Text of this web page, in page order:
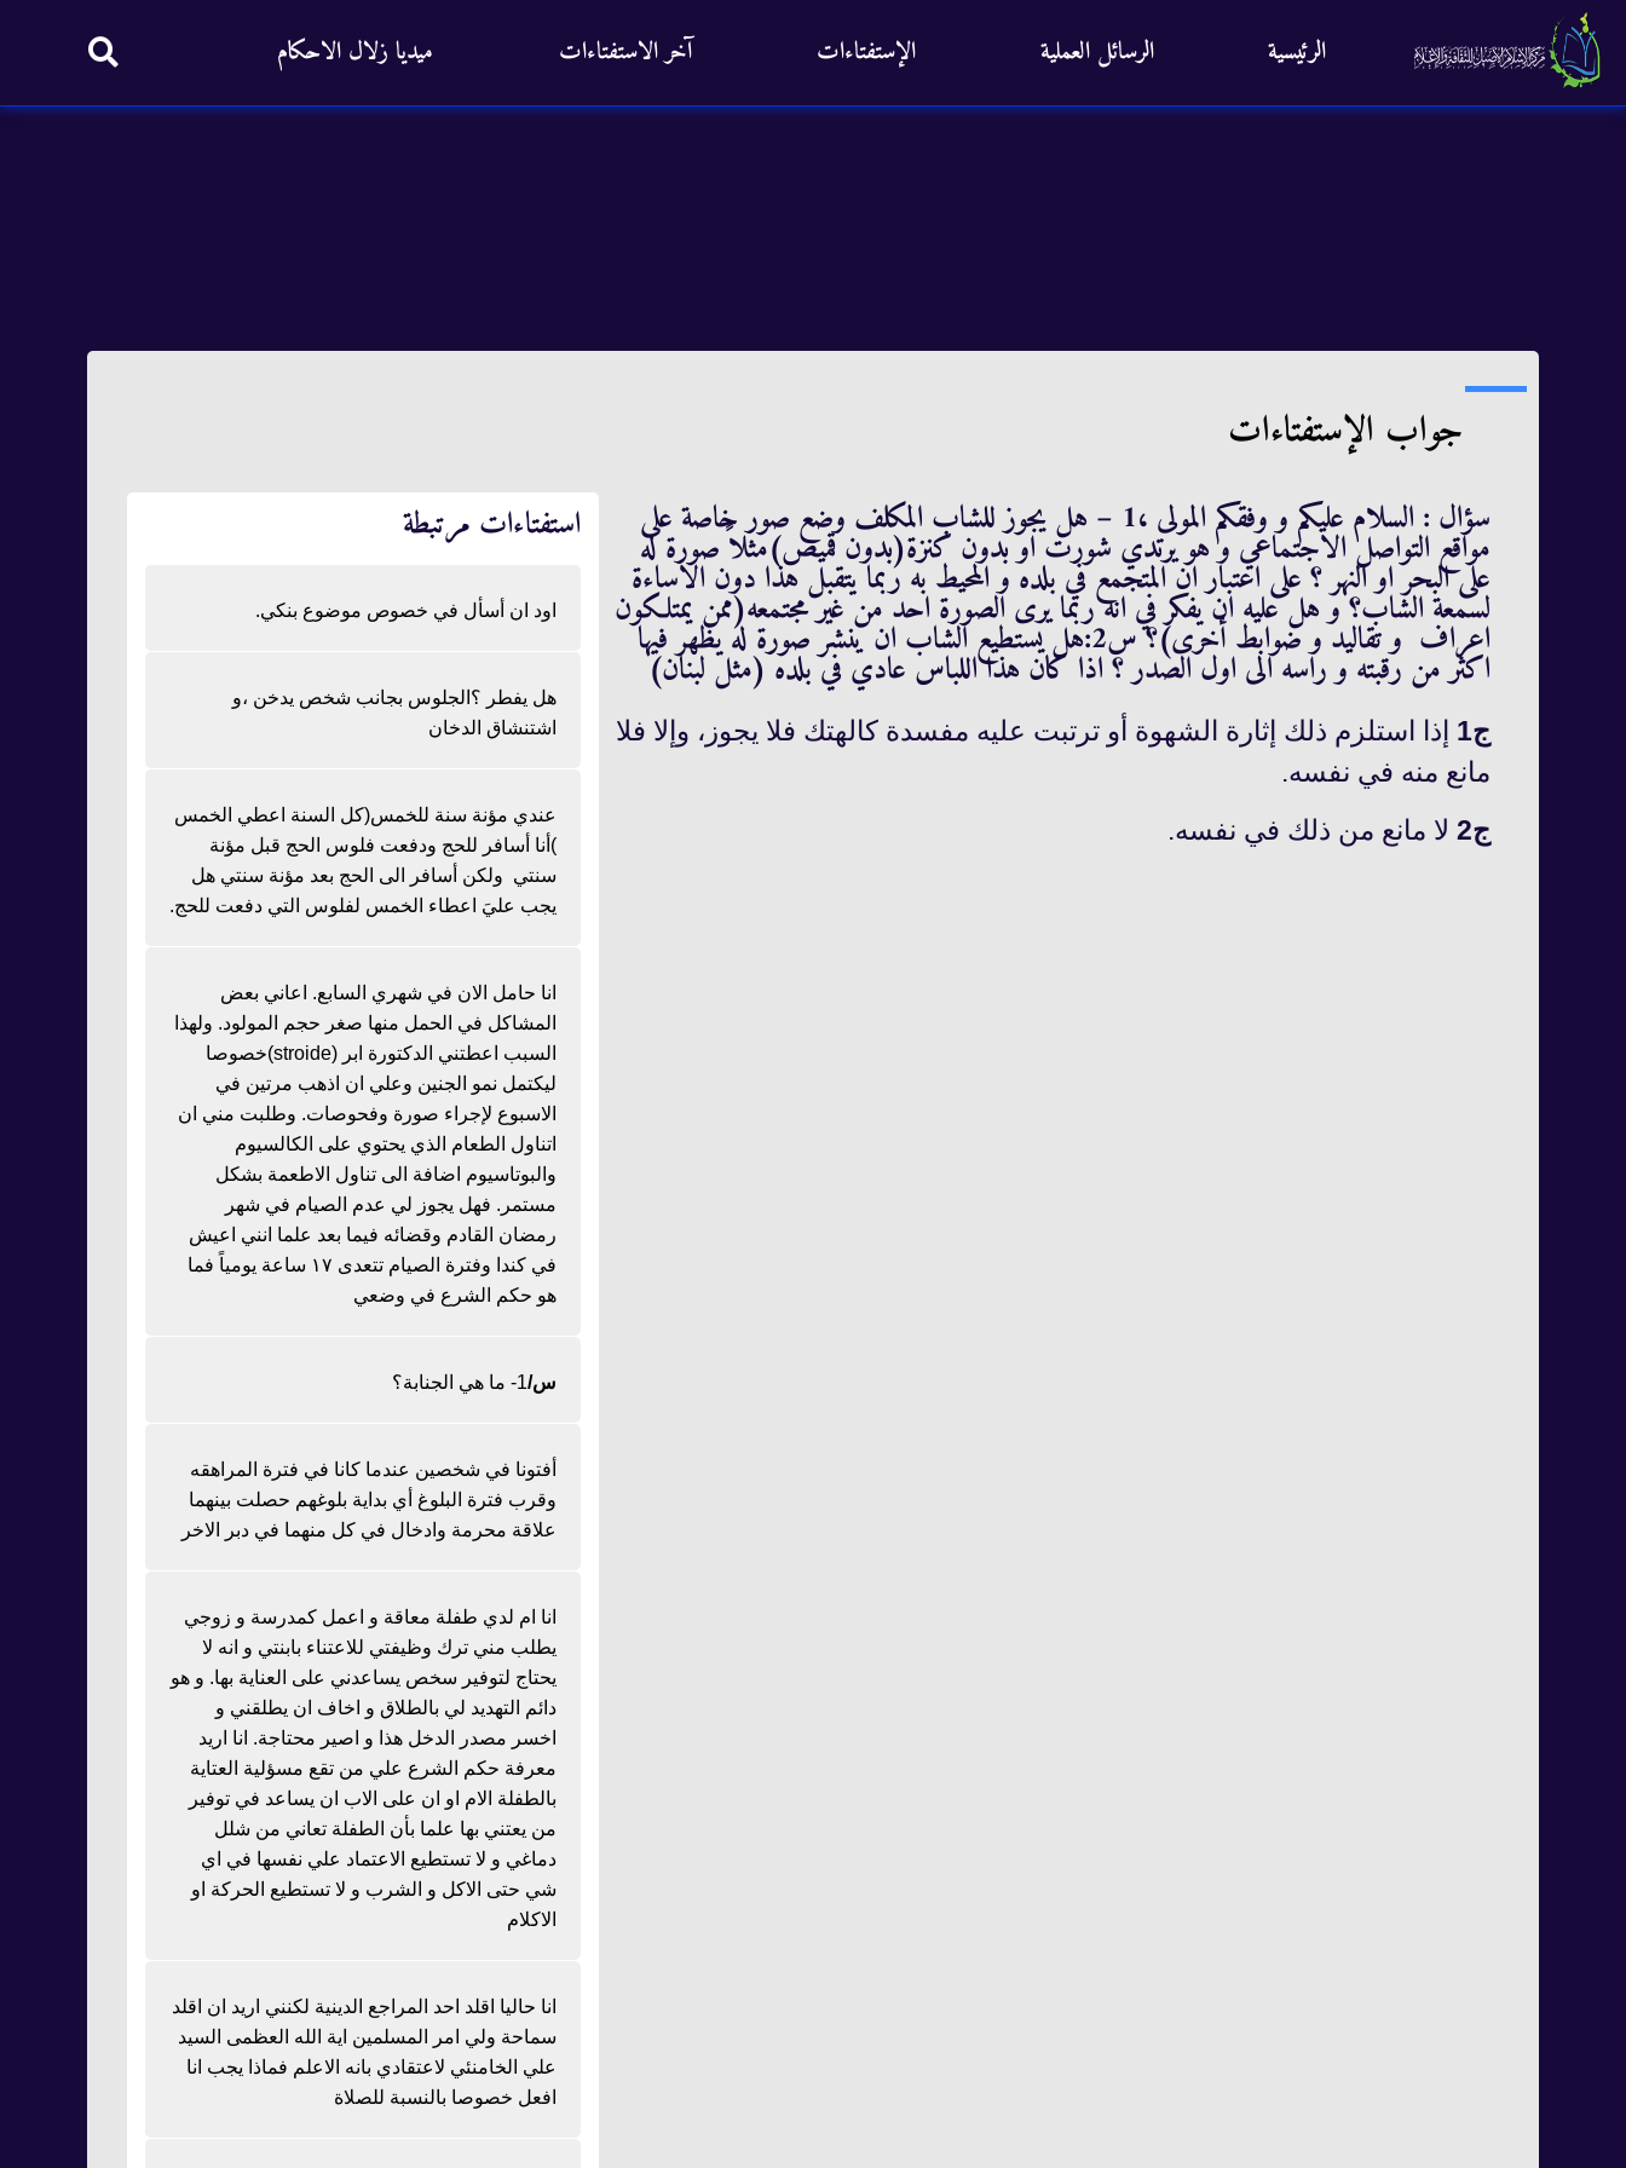
الرئيسية الرسائل العملية الإستفتاءات آخر الاستفتاءات ميديا زلال الاحكام
جواب الإستفتاءات
سؤال : السلام عليكم و وفقكم المولى ،1 – هل يجوز للشاب المكلف وضع صور خاصة على
مواقع التواصل الاجتماعي و هو يرتدي شورت او بدون كنزة(بدون قميص)مثلاً صورة له
على البحر او النهر ؟ على اعتبار ان المتجمع في بلده و المحيط به ربما يتقبل هذا دون الاساءة
لسمعة الشاب؟ و هل عليه ان يفكر في انه ربما يرى الصورة احد من غير مجتمعه(ممن يمتلكون
اعراف و تقاليد و ضوابط أخرى)؟س 2:هل يستطيع الشاب ان ينشر صورة له يظهر فيها
اكثر من رقبته و راسه الى اول الصدر ؟ اذا كان هذا اللباس عادي في بلده (مثل لبنان)
ج1 إذا استلزم ذلك إثارة الشهوة أو ترتبت عليه مفسدة كالهتك فلا يجوز، وإلا فلا
مانع منه في نفسه.
ج2 لا مانع من ذلك في نفسه.
استفتاءات مرتبطة
اود ان أسأل في خصوص موضوع بنكي.
هل يفطر ؟الجلوس بجانب شخص يدخن ،و
اشتنشاق الدخان
عندي مؤنة سنة للخمس(كل السنة اعطي الخمس
)أنا أسافر للحج ودفعت فلوس الحج قبل مؤنة
سنتي ولكن أسافر الى الحج بعد مؤنة سنتي هل
يجب عليَ اعطاء الخمس لفلوس التي دفعت للحج.
انا حامل الان في شهري السابع. اعاني بعض
المشاكل في الحمل منها صغر حجم المولود. ولهذا
السبب اعطتني الدكتورة ابر (stroide)خصوصا
ليكتمل نمو الجنين وعلي ان اذهب مرتين في
الاسبوع لإجراء صورة وفحوصات. وطلبت مني ان
اتناول الطعام الذي يحتوي على الكالسيوم
والبوتاسيوم اضافة الى تناول الاطعمة بشكل
مستمر. فهل يجوز لي عدم الصيام في شهر
رمضان القادم وقضائه فيما بعد علما انني اعيش
في كندا وفترة الصيام تتعدى ١٧ ساعة يومياً فما
هو حكم الشرع في وضعي
س/1- ما هي الجنابة؟
أفتونا في شخصين عندما كانا في فترة المراهقه
وقرب فترة البلوغ أي بداية بلوغهم حصلت بينهما
علاقة محرمة وادخال في كل منهما في دبر الاخر
انا ام لدي طفلة معاقة و اعمل كمدرسة و زوجي
يطلب مني ترك وظيفتي للاعتناء بابنتي و انه لا
يحتاج لتوفير سخص يساعدني على العناية بها. و هو
دائم التهديد لي بالطلاق و اخاف ان يطلقني و
اخسر مصدر الدخل هذا و اصير محتاجة. انا اريد
معرفة حكم الشرع علي من تقع مسؤلية العتاية
بالطفلة الام او ان على الاب ان يساعد في توفير
من يعتني بها علما بأن الطفلة تعاني من شلل
دماغي و لا تستطيع الاعتماد علي نفسها في اي
شي حتى الاكل و الشرب و لا تستطيع الحركة او
الاكلام
انا حاليا اقلد احد المراجع الدينية لكنني اريد ان اقلد
سماحة ولي امر المسلمين اية الله العظمى السيد
علي الخامنئي لاعتقادي بانه الاعلم فماذا يجب انا
افعل خصوصا بالنسبة للصلاة